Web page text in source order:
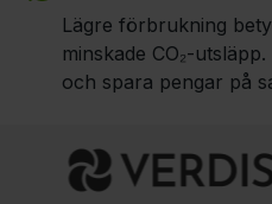
Lägre förbrukning
minskade CO₂-
och spara pengar på